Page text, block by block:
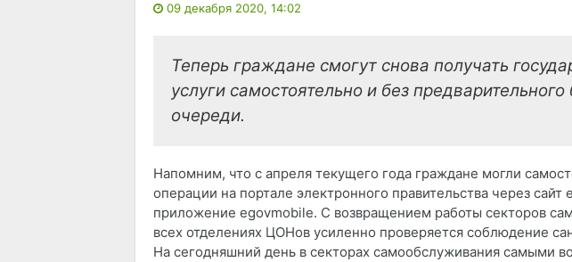
09 декабря 2020, 14:02
Теперь граждане смогут снова получать
услуги самостоятельно и без
очереди.
Напомним, что с апреля текущего года граждане могли
операции на портале электронного правительства через
приложение egovmobile. С возвращением работы секторов
всех отделениях ЦОНов усиленно проверяется соблюдение
На сегодняшний день в секторах самообслуживания самыми